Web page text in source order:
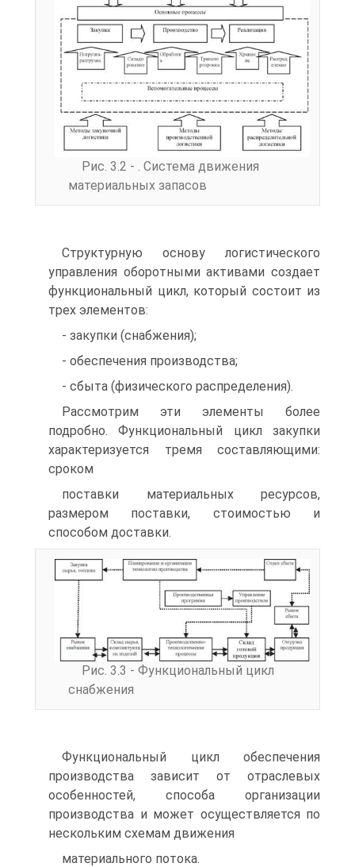
Рис. 3.2 - . Система движения
материальных запасов
Структурную основу логистического
управления оборотными активами создает
функциональный цикл, который состоит из
трех элементов:
- закупки (снабжения);
- обеспечения производства;
- сбыта (физического распределения).
Рассмотрим эти элементы более
подробно. Функциональный цикл закупки
характеризуется тремя составляющими:
сроком
поставки материальных ресурсов,
размером поставки, стоимостью и
способом доставки.
Рис. 3.3 - Функциональный цикл
снабжения
Функциональный цикл обеспечения
производства зависит от отраслевых
особенностей, способа организации
производства и может осуществляется по
нескольким схемам движения
материального потока.